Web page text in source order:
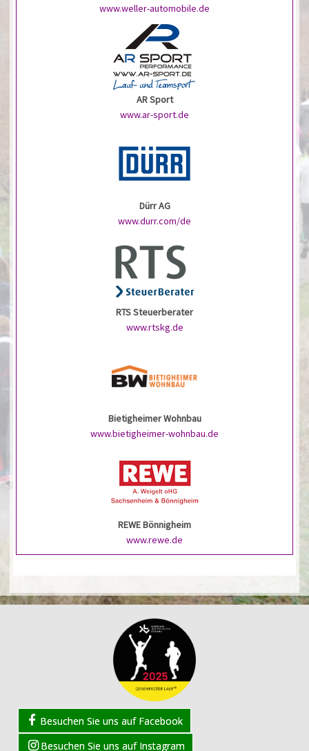
www.weller-automobile.de
AR Sport
www.ar-sport.de
Dürr AG
www.durr.com/de
RTS Steuerberater
www.rtskg.de
Bietigheimer Wohnbau
www.bietigheimer-wohnbau.de
REWE Bönnigheim
www.rewe.de
Besuchen Sie uns auf Facebook
Besuchen Sie uns auf Instagram